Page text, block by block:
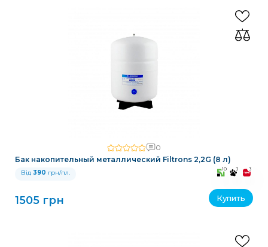
0
Бак накопительный металлический Filtrons 2,2G (8 л)
Від 390 грн/пл. 10 3 3
1505 грн Купить